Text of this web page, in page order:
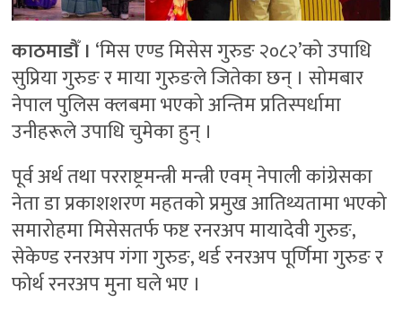
काठमाडौँ । ‘मिस एण्ड मिसेस गुरुङ २०८२’को उपाधि
सुप्रिया गुरुङ र माया गुरुङले जितेका छन् । सोमबार
नेपाल पुलिस क्लबमा भएको अन्तिम प्रतिस्पर्धामा
उनीहरूले उपाधि चुमेका हुन् ।
पूर्व अर्थ तथा परराष्ट्रमन्त्री मन्त्री एवम् नेपाली कांग्रेसका
नेता डा प्रकाशशरण महतको प्रमुख आतिथ्यतामा भएको
समारोहमा मिसेसतर्फ फष्ट रनरअप मायादेवी गुरुङ,
सेकेण्ड रनरअप गंगा गुरुङ, थर्ड रनरअप पूर्णिमा गुरुङ र
फोर्थ रनरअप मुना घले भए ।